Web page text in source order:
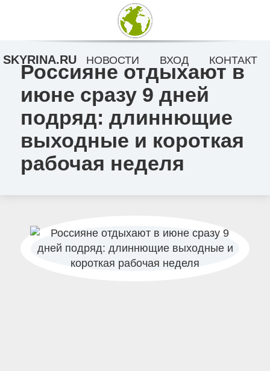
Россияне отдыхают в
июне сразу 9 дней
подряд: длиннющие
выходные и короткая
рабочая неделя
SKYRINA.RU НОВОСТИ ВХОД КОНТАКТ